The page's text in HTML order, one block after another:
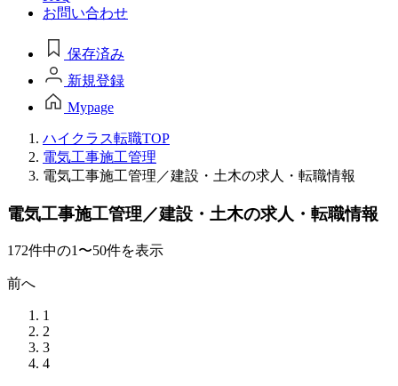
お問い合わせ
保存済み
新規登録
Mypage
ハイクラス転職TOP
電気工事施工管理
電気工事施工管理／建設・土木の求人・転職情報
電気工事施工管理／建設・土木の求人・転職情報
172件中の1〜50件を表示
前へ
1
2
3
4